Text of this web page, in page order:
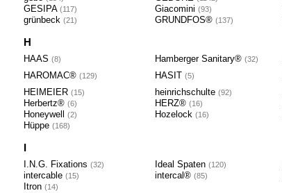
GESIPA 117 Giacomini 93
grünbeck 21 GRUNDFOS® 137
H
HAAS 8 Hamberger Sanitary® 32
HAROMAC® 129 HASIT 5
HEIMEIER 15 heinrichschulte 92
Herbertz® 6 HERZ® 16
Honeywell 2 Hozelock 16
Hüppe 168
I
I.N.G. Fixations 32 Ideal Spaten 120
intercable 15 intercal® 85
Itron 14